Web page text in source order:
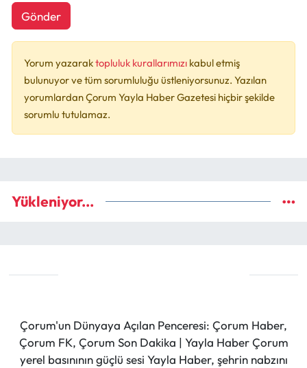
Gönder
Yorum yazaraktopluluk kurallarımızı kabul etmiş
bulunuyor ve tüm sorumluluğu üstleniyorsunuz. Yazılan
yorumlardan Çorum Yayla Haber Gazetesi hiçbir şekilde
sorumlu tutulamaz.
Yükleniyor...
Çorum'un Dünyaya Açılan Penceresi: Çorum Haber,
Çorum FK, Çorum Son Dakika | Yayla Haber Çorum
yerel basınının güçlü sesi Yayla Haber, şehrin nabzını